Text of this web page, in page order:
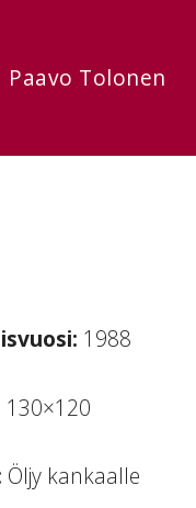
Paavo Tolonen
1988
130×120
Öljy kankaalle